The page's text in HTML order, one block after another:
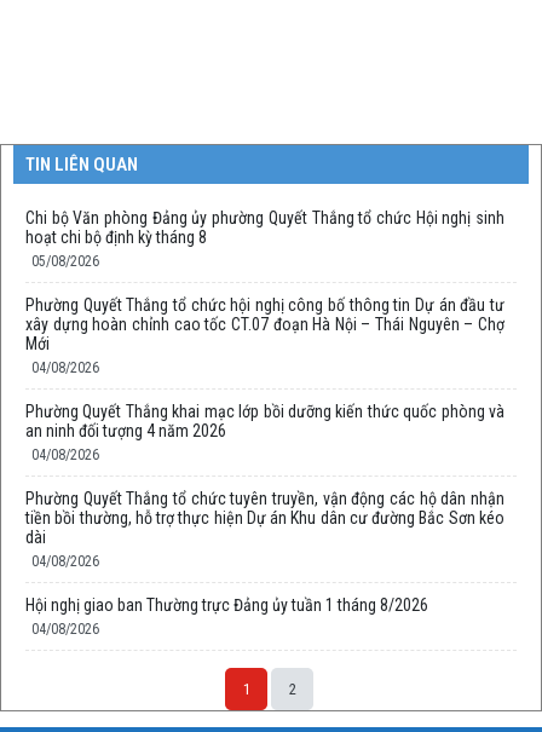
TIN LIÊN QUAN
Chi bộ Văn phòng Đảng ủy phường Quyết Thắng tổ chức Hội nghị sinh
hoạt chi bộ định kỳ tháng 8
05/08/2026
Phường Quyết Thắng tổ chức hội nghị công bố thông tin Dự án đầu tư
xây dựng hoàn chỉnh cao tốc CT.07 đoạn Hà Nội – Thái Nguyên – Chợ
Mới
04/08/2026
Phường Quyết Thắng khai mạc lớp bồi dưỡng kiến thức quốc phòng và
an ninh đối tượng 4 năm 2026
04/08/2026
Phường Quyết Thắng tổ chức tuyên truyền, vận động các hộ dân nhận
tiền bồi thường, hỗ trợ thực hiện Dự án Khu dân cư đường Bắc Sơn kéo
dài
04/08/2026
Hội nghị giao ban Thường trực Đảng ủy tuần 1 tháng 8/2026
04/08/2026
1 2